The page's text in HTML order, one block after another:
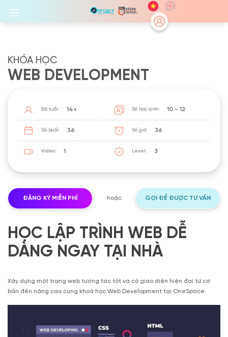
content
KHÓA HỌC
WEB DEVELOPMENT
Độ tuổi: 14+ Số học sinh: 10 - 12
Số buổi: 36 Số giờ: 36
Video: 1 Level: 3
ĐĂNG KÝ MIỄN PHÍ hoặc GỌI ĐỂ ĐƯỢC TƯ VẤN
HỌC LẬP TRÌNH WEB DỄ
DÀNG NGAY TẠI NHÀ
Xây dựng một trang web tương tác tốt và có giao diện hiện đại từ cơ
bản đến nâng cao cùng khoá học Web Development tại OneSpace.